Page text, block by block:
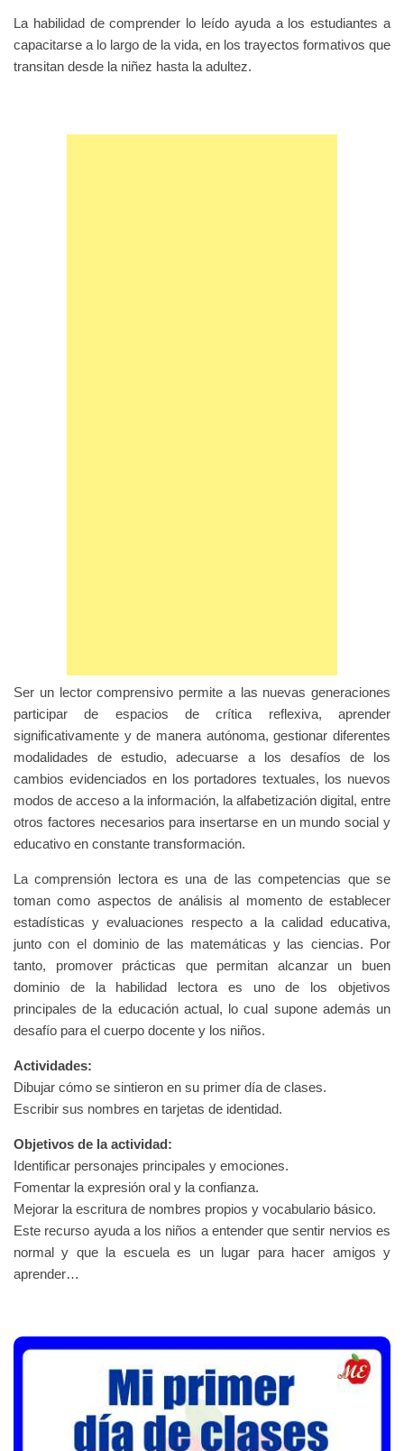
La habilidad de comprender lo leído ayuda a los estudiantes a
capacitarse a lo largo de la vida, en los trayectos formativos que
transitan desde la niñez hasta la adultez.
Ser un lector comprensivo permite a las nuevas generaciones
participar de espacios de crítica reflexiva, aprender
significativamente y de manera autónoma, gestionar diferentes
modalidades de estudio, adecuarse a los desafíos de los
cambios evidenciados en los portadores textuales, los nuevos
modos de acceso a la información, la alfabetización digital, entre
otros factores necesarios para insertarse en un mundo social y
educativo en constante transformación.
La comprensión lectora es una de las competencias que se
toman como aspectos de análisis al momento de establecer
estadísticas y evaluaciones respecto a la calidad educativa,
junto con el dominio de las matemáticas y las ciencias. Por
tanto, promover prácticas que permitan alcanzar un buen
dominio de la habilidad lectora es uno de los objetivos
principales de la educación actual, lo cual supone además un
desafío para el cuerpo docente y los niños.
Actividades:
Dibujar cómo se sintieron en su primer día de clases.
Escribir sus nombres en tarjetas de identidad.
Objetivos de la actividad:
Identificar personajes principales y emociones.
Fomentar la expresión oral y la confianza.
Mejorar la escritura de nombres propios y vocabulario básico.
Este recurso ayuda a los niños a entender que sentir nervios es
normal y que la escuela es un lugar para hacer amigos y
aprender…